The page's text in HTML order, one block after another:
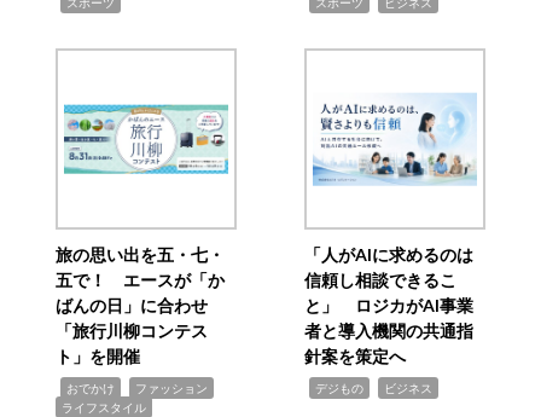
スポーツ スポーツ ビジネス
旅の思い出を五・七・
五で！ エースが「か
ばんの日」に合わせ
「旅行川柳コンテス
ト」を開催
おでかけ ファッション
ライフスタイル
「人がAIに求めるのは
信頼し相談できるこ
と」 ロジカがAI事業
者と導入機関の共通指
針案を策定へ
デジもの ビジネス